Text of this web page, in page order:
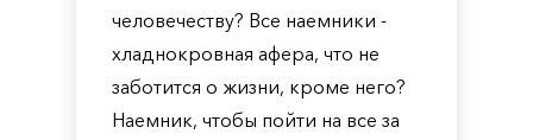
человечеству? Все наемники -
хладнокровная афера, что не
заботится о жизни, кроме него?
Наемник, чтобы пойти на все за